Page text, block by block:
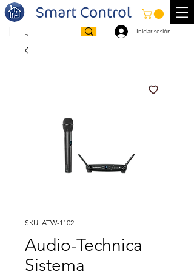
Iniciar sesión
SKU: ATW-1102
Audio-Technica
Sistema